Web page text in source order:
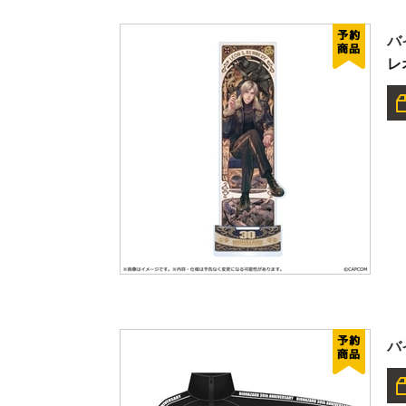
バ
レ
バ